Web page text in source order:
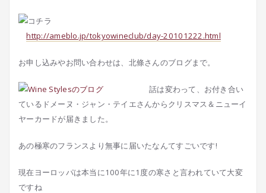
http://ameblo.jp/tokyowineclub/day-20101222.html
お申し込みやお問い合わせは、北條さんのブログまで。
話は変わって、お付き合い
ているドメーヌ・ジャン・テイエさんからクリスマス＆ニューイ
ヤーカードが届きました。
あの極寒のフランスより無事に届いたなんてすごいです!
現在ヨーロッパは本当に100年に1度の寒さと言われていて大変
ですね